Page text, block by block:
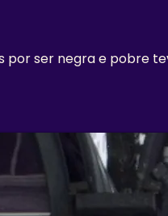
por ser negra e pobre